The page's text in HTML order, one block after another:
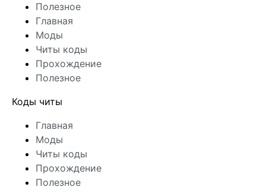
Полезное
Главная
Моды
Читы коды
Прохождение
Полезное
Коды читы
Главная
Моды
Читы коды
Прохождение
Полезное